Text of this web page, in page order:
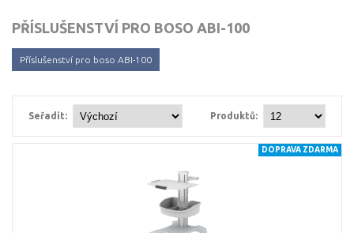
PŘÍSLUŠENSTVÍ PRO BOSO ABI-100
Příslušenství pro boso ABI-100
Seřadit: Produktů:
DOPRAVA ZDARMA